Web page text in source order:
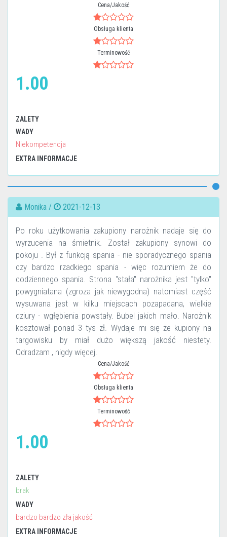
Cena/Jakość
Obsługa klienta
Terminowość
1.00
ZALETY
WADY
Niekompetencja
EXTRA INFORMACJE
Monika / 2021-12-13
Po roku użytkowania zakupiony narożnik nadaje się do
wyrzucenia na śmietnik. Został zakupiony synowi do
pokoju . Był z funkcją spania - nie sporadycznego spania
czy bardzo rzadkiego spania - więc rozumiem że do
codziennego spania. Strona "stała" narożnika jest "tylko"
powygniatana (zgroza jak niewygodna) natomiast część
wysuwana jest w kilku miejscach pozapadana, wielkie
dziury - wgłębienia powstały. Bubel jakich mało. Narożnik
kosztował ponad 3 tys zł. Wydaje mi się że kupiony na
targowisku by miał dużo większą jakość niestety.
Odradzam , nigdy więcej.
Cena/Jakość
Obsługa klienta
Terminowość
1.00
ZALETY
brak
WADY
bardzo bardzo zła jakość
EXTRA INFORMACJE